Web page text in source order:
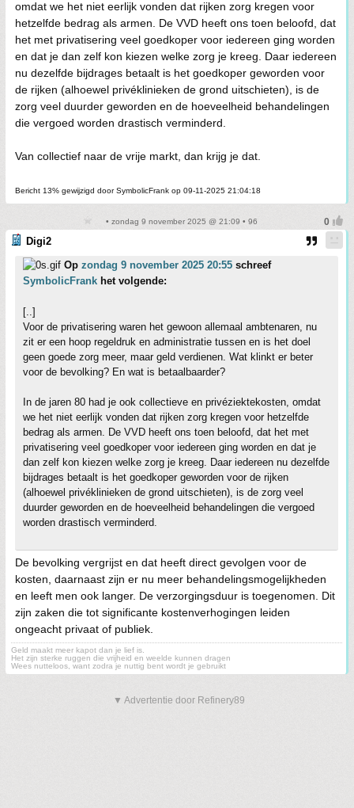
omdat we het niet eerlijk vonden dat rijken zorg kregen voor
hetzelfde bedrag als armen. De VVD heeft ons toen beloofd, dat
het met privatisering veel goedkoper voor iedereen ging worden
en dat je dan zelf kon kiezen welke zorg je kreeg. Daar iedereen
nu dezelfde bijdrages betaalt is het goedkoper geworden voor
de rijken (alhoewel privéklinieken de grond uitschieten), is de
zorg veel duurder geworden en de hoeveelheid behandelingen
die vergoed worden drastisch verminderd.
Van collectief naar de vrije markt, dan krijg je dat.
Bericht 13% gewijzigd door SymbolicFrank op 09-11-2025 21:04:18
• zondag 9 november 2025 @ 21:09 • 96
Digi2
Op zondag 9 november 2025 20:55 schreef
SymbolicFrank het volgende:
[..]
Voor de privatisering waren het gewoon allemaal ambtenaren, nu
zit er een hoop regeldruk en administratie tussen en is het doel
geen goede zorg meer, maar geld verdienen. Wat klinkt er beter
voor de bevolking? En wat is betaalbaarder?
In de jaren 80 had je ook collectieve en privéziektekosten, omdat
we het niet eerlijk vonden dat rijken zorg kregen voor hetzelfde
bedrag als armen. De VVD heeft ons toen beloofd, dat het met
privatisering veel goedkoper voor iedereen ging worden en dat je
dan zelf kon kiezen welke zorg je kreeg. Daar iedereen nu dezelfde
bijdrages betaalt is het goedkoper geworden voor de rijken
(alhoewel privéklinieken de grond uitschieten), is de zorg veel
duurder geworden en de hoeveelheid behandelingen die vergoed
worden drastisch verminderd.
De bevolking vergrijst en dat heeft direct gevolgen voor de
kosten, daarnaast zijn er nu meer behandelingsmogelijkheden
en leeft men ook langer. De verzorgingsduur is toegenomen. Dit
zijn zaken die tot significante kostenverhogingen leiden
ongeacht privaat of publiek.
Geld maakt meer kapot dan je lief is.
Het zijn sterke ruggen die vrijheid en weelde kunnen dragen
Wees nutteloos, want zodra je nuttig bent wordt je gebruikt
▼ Advertentie door Refinery89